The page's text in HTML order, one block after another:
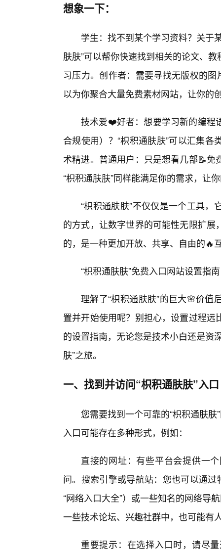
想象一下：
学生：找不到某个学习资料？关于
肤肤”可以帮你快速找到相关的论文、
习压力。创作者：需要寻找无版权的
以为你聚合大量免费素材网站，让你的
技术爱❤️好者：想要学习新的编程
合规使用）？“枳积通肤肤”可以汇集
术精进。普通用户：只是想看几部📝
“枳积通肤肤”同样能满足你的需求，让
“枳积通肤肤”不仅仅是一个工具
的方式，让数字世界的可能性无限扩
的，是一种更加开放、共享、自由的🔥
“枳积通肤肤”免费入口网站设置指
理解了“枳积通肤肤”的巨大🌸价
置并开始使用呢？别担心，设置过程
的设置指南，无论您是技术小白还是资
肤”之旅。
一、找到并访问“枳积通肤肤”入口
您需要找到一个可靠的“枳积通肤
入口可能存在多种形式，例如：
直接的网址：有些平台会提供一
问。搜索引擎或导航站：您也可以通
“网络入口大全”）或一些知名的网络导
一些技术论坛、兴趣社群中，也可能有
重要提示：在选择入口时，请尽